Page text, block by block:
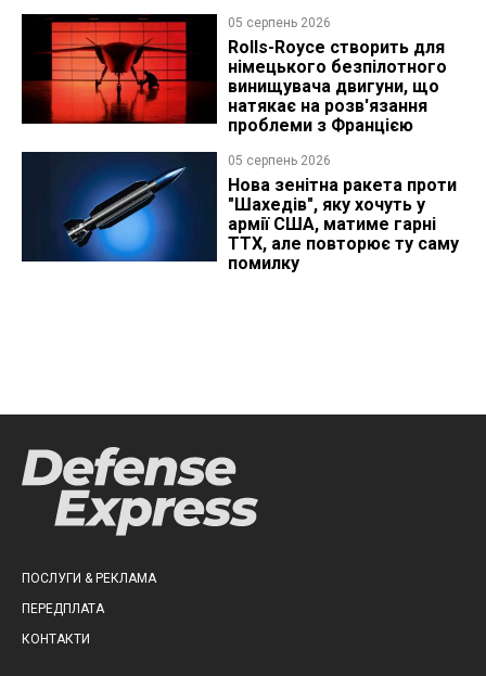
05 серпень 2026
Rolls-Royce створить для
німецького безпілотного
винищувача двигуни, що
натякає на розв'язання
проблеми з Францією
05 серпень 2026
Нова зенітна ракета проти
"Шахедів", яку хочуть у
армії США, матиме гарні
ТТХ, але повторює ту саму
помилку
ПОСЛУГИ & РЕКЛАМА
ПЕРЕДПЛАТА
КОНТАКТИ